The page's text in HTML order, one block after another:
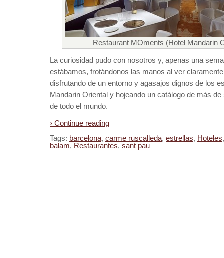
Restaurant MOments (Hotel Mandarin
La curiosidad pudo con nosotros y, apenas una
estábamos, frotándonos las manos al ver
disfrutando de un entorno y agasajos dignos de los
Mandarin Oriental y hojeando un catálogo de más
de todo el mundo.
› Continue reading
Tags: barcelona, carme ruscalleda, estrellas, Hoteles
balam, Restaurantes, sant pau